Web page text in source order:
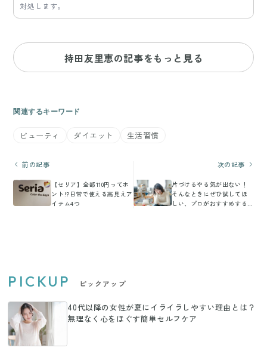
対処します。
持田友里恵の記事をもっと見る
関連するキーワード
ビューティ ダイエット 生活習慣
前の記事
【セリア】全部110円ってホ
ント!?日常で使える高見えア
イテム4つ
次の記事
片づけるやる気が出ない！
そんなときにぜひ試してほ
しい、プロがおすすめする
PICKUP ピックアップ
40代以降の女性が夏にイライラしやすい理由とは？
無理なく心をほぐす簡単セルフケア